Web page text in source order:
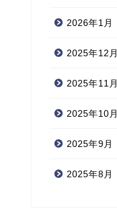
2026年1月
2025年12月
2025年11月
2025年10月
2025年9月
2025年8月